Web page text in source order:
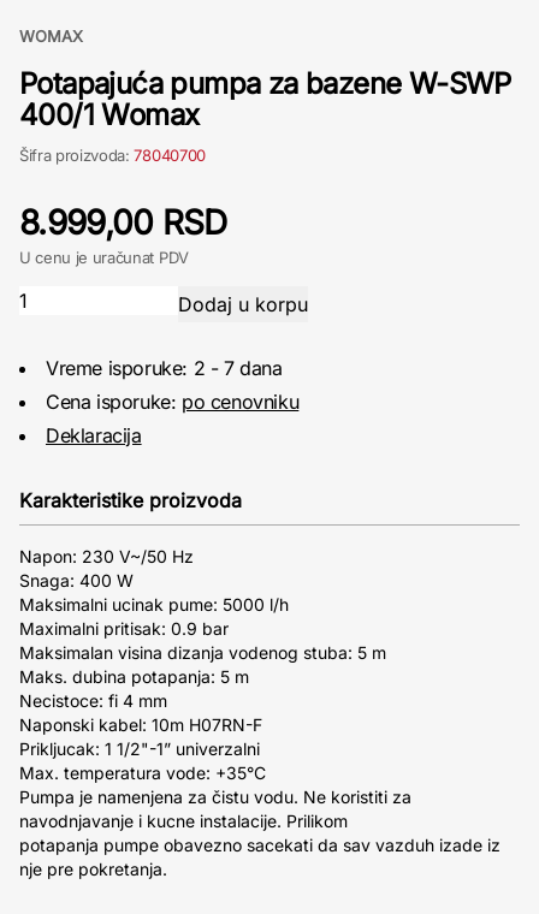
WOMAX
Potapajuća pumpa za bazene W-SWP
400/1 Womax
Šifra proizvoda:78040700
8.999,00 RSD
U cenu je uračunat PDV
Vreme isporuke: 2 - 7 dana
Cena isporuke: po cenovniku
Deklaracija
Karakteristike proizvoda
Napon: 230 V~/50 Hz
Snaga: 400 W
Maksimalni ucinak pume: 5000 l/h
Maximalni pritisak: 0.9 bar
Maksimalan visina dizanja vodenog stuba: 5 m
Maks. dubina potapanja: 5 m
Necistoce: fi 4 mm
Naponski kabel: 10m H07RN-F
Prikljucak: 1 1/2"-1” univerzalni
Max. temperatura vode: +35°C
Pumpa je namenjena za čistu vodu. Ne koristiti za
navodnjavanje i kucne instalacije. Prilikom
potapanja pumpe obavezno sacekati da sav vazduh izade iz
nje pre pokretanja.